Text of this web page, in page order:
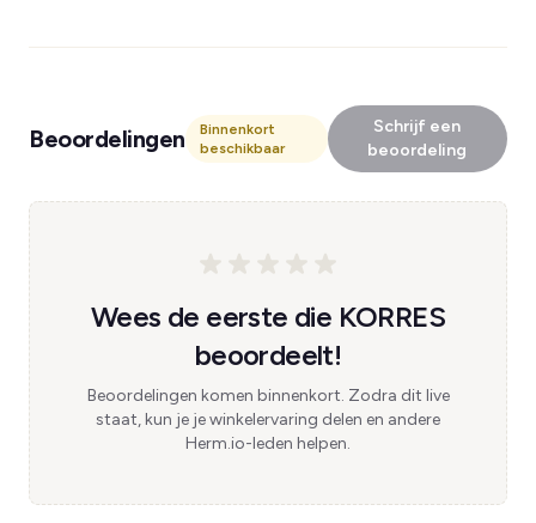
Beoordelingen
Binnenkort
beschikbaar
Schrijf een
beoordeling
Wees de eerste die KORRES
beoordeelt!
Beoordelingen komen binnenkort. Zodra dit live
staat, kun je je winkelervaring delen en andere
Herm.io-leden helpen.